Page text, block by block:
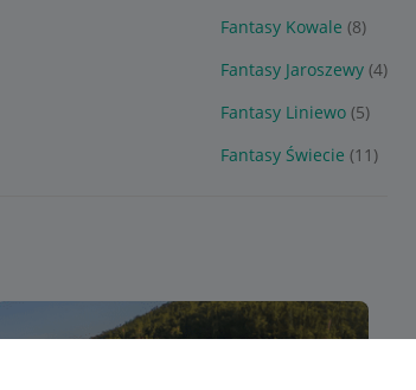
Fantasy Kowale (8)
Fantasy Jaroszewy (4)
Fantasy Liniewo (5)
Fantasy Świecie (11)